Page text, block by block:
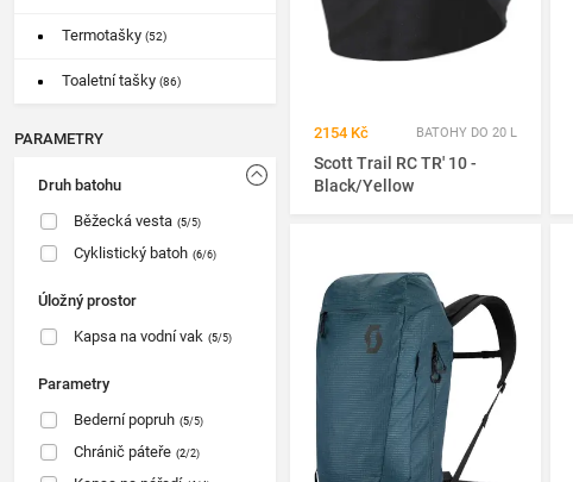
Termotašky (52)
Toaletní tašky (86)
PARAMETRY
Druh batohu
Běžecká vesta (5/5)
Cyklistický batoh (6/6)
Úložný prostor
Kapsa na vodní vak (5/5)
Parametry
Bederní popruh (5/5)
Chránič páteře (2/2)
2154 Kč BATOHY DO 20 L
Scott Trail RC TR' 10 -
Black/Yellow